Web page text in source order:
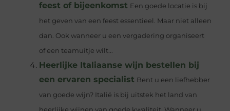
feest of bijeenkomst Een goede locatie is bij
het geven van een feest essentieel. Maar niet alleen
dan. Ook wanneer u een vergadering organiseert
of een teamuitje wilt...
Heerlijke Italiaanse wijn bestellen bij
een ervaren specialist Bent u een liefhebber
van goede wijn? Italië is bij uitstek het land van